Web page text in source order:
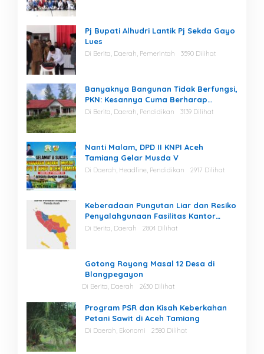
Pj Bupati Alhudri Lantik Pj Sekda Gayo
Lues
Di Berita, Daerah, Pemerintah 3590 Dilihat
Banyaknya Bangunan Tidak Berfungsi,
PKN: Kesannya Cuma Berharap
Kegiatan
Di Berita, Daerah, Pendidikan 3139 Dilihat
Nanti Malam, DPD II KNPI Aceh
Tamiang Gelar Musda V
Di Daerah, Headline, Pendidikan 2917 Dilihat
Keberadaan Pungutan Liar dan Resiko
Penyalahgunaan Fasilitas Kantor
Masih Tinggi di Gayo Lues.
Di Berita, Daerah 2804 Dilihat
Gotong Royong Masal 12 Desa di
Blangpegayon
Di Berita, Daerah 2630 Dilihat
Program PSR dan Kisah Keberkahan
Petani Sawit di Aceh Tamiang
Di Daerah, Ekonomi 2580 Dilihat